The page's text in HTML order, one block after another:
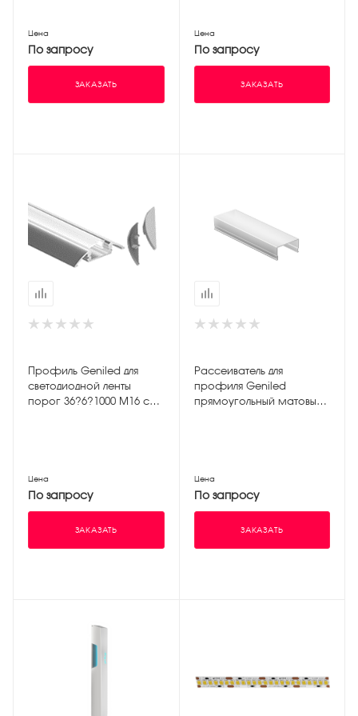
Цена
По запросу
ЗАКАЗАТЬ
Цена
По запросу
ЗАКАЗАТЬ
Профиль Geniled для
светодиодной ленты
порог 36?6?1000 М16 с
Цена
По запросу
ЗАКАЗАТЬ
Рассеиватель для
профиля Geniled
прямоугольный матовый
Цена
По запросу
ЗАКАЗАТЬ